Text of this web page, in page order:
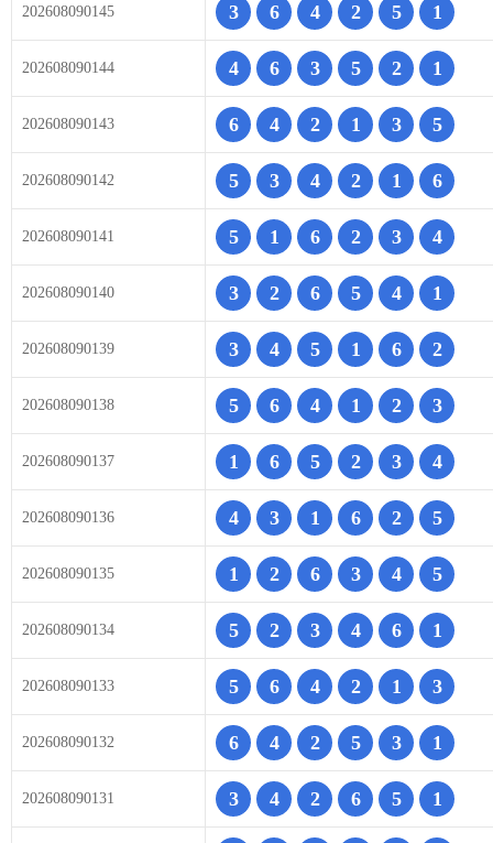
202608090145 3 6 4 2 5 1
202608090144 4 6 3 5 2 1
202608090143 6 4 2 1 3 5
202608090142 5 3 4 2 1 6
202608090141 5 1 6 2 3 4
202608090140 3 2 6 5 4 1
202608090139 3 4 5 1 6 2
202608090138 5 6 4 1 2 3
202608090137 1 6 5 2 3 4
202608090136 4 3 1 6 2 5
202608090135 1 2 6 3 4 5
202608090134 5 2 3 4 6 1
202608090133 5 6 4 2 1 3
202608090132 6 4 2 5 3 1
202608090131 3 4 2 6 5 1